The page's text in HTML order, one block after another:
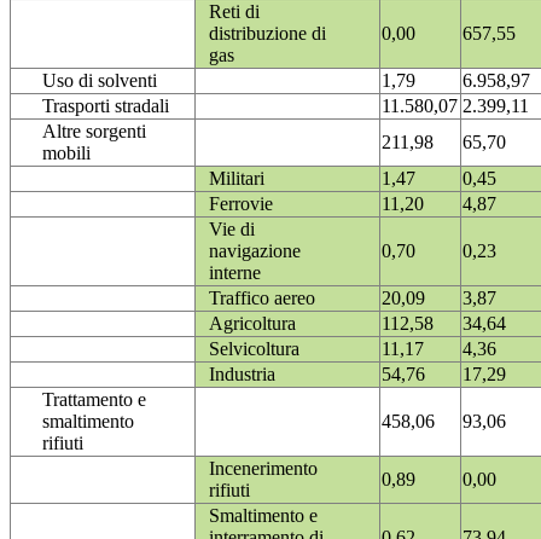
Reti di
distribuzione di
gas
0,00 657,55
Uso di solventi 1,79
6.958,97
Trasporti stradali
11.580,07 2.399,11
Altre sorgenti
mobili
211,98
65,70
Militari
1,47
0,45
Ferrovie
11,20
4,87
Vie di
navigazione
interne
0,70 0,23
Traffico aereo 20,09
3,87
Agricoltura
112,58
34,64
Selvicoltura
11,17
4,36
Industria
54,76
17,29
Trattamento e
smaltimento
rifiuti
458,06 93,06
Incenerimento
rifiuti
0,89
0,00
Smaltimento e